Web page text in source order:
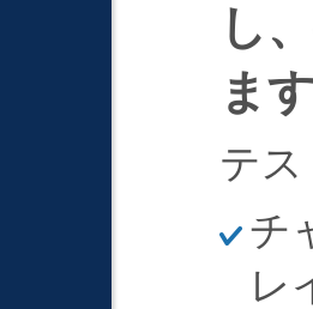
し、
ま
テ
そ
く
チ
レ